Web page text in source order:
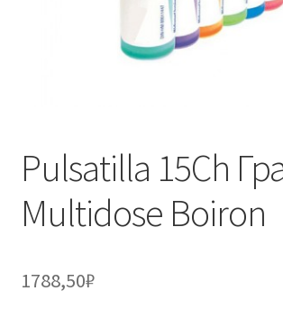
Pulsatilla 15Ch
Multidose Boiron
1788,50₽